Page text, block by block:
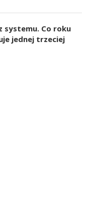
systemu. Co roku
jednej trzeciej